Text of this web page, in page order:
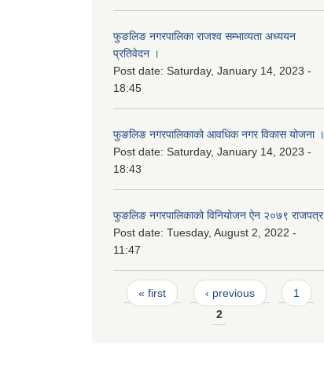
फुङलिङ नगरपालिका राजश्व सम्भाव्यता अध्ययन
प्रतिवेदन ।
Post date: Saturday, January 14, 2023 -
18:45
फुङलिङ नगरपालिकाको आवधिक नगर विकास योजना ।
Post date: Saturday, January 14, 2023 -
18:43
फुङलिङ नगरपालिकाको विनियोजन ऐन २०७९ राजपत्र
Post date: Tuesday, August 2, 2022 -
11:47
Pages
« first ‹ previous
1
2